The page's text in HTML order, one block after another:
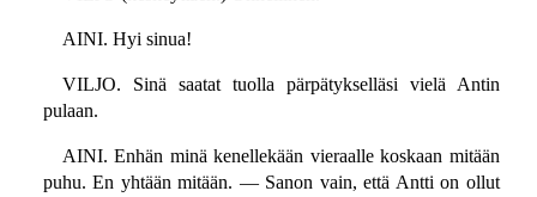
AINI. Hyi sinua!
VILJO. Sinä saatat tuolla pärpätykselläsi vielä Antin
pulaan.
AINI. Enhän minä kenellekään vieraalle koskaan mitään
puhu. En yhtään mitään. — Sanon vain, että Antti on ollut